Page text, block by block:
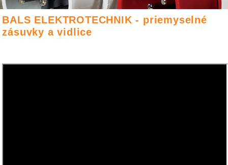
BALS ELEKTROTECHNIK - priemyselné
zásuvky a vidlice